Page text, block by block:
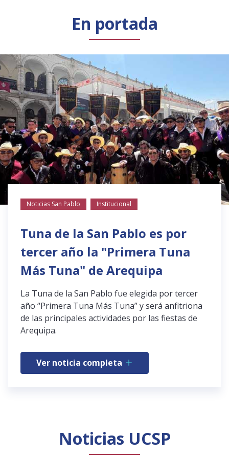
En portada
Noticias San Pablo Institucional
Tuna de la San Pablo es por
tercer año la "Primera Tuna
Más Tuna" de Arequipa
La Tuna de la San Pablo fue elegida por tercer
año “Primera Tuna Más Tuna” y será anfitriona
de las principales actividades por las fiestas de
Arequipa.
Ver noticia completa
Noticias UCSP